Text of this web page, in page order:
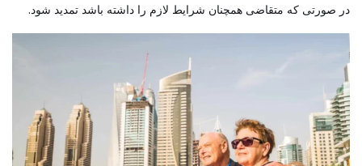
در صورتی که متقاضی همچنان شرایط لازم را داشته باشد تمدید شود.